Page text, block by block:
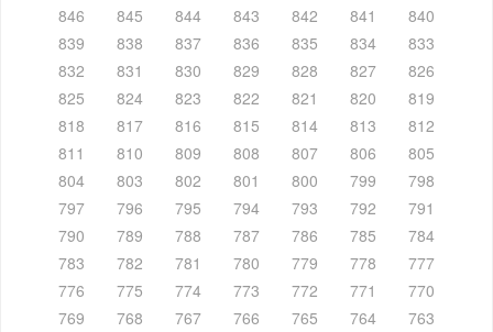
846
845 844 843 842 841
840
839
838 837 836 835 834
833
832
831 830 829 828 827
826
825
824 823 822 821 820
819
818
817 816 815 814 813
812
811
810 809 808 807 806
805
804
803 802 801 800 799
798
797
796 795 794 793 792
791
790
789 788 787 786 785
784
783
782 781 780 779 778
777
776
775 774 773 772 771
770
769
768 767 766 765 764
763